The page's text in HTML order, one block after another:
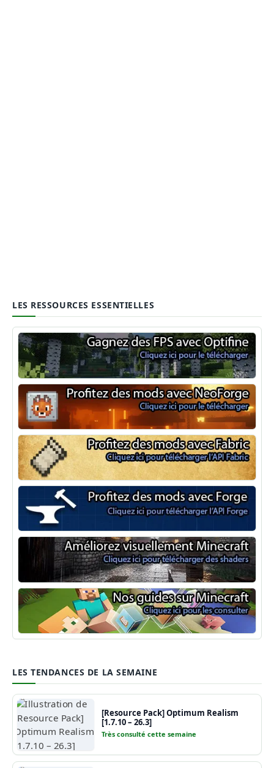
LES RESSOURCES ESSENTIELLES
Optifine
NeoForge
Minecraft Fabric
Minecraft Forge
Shaders Minecraft
Guide Minecraft
LES TENDANCES DE LA SEMAINE
[Resource Pack] Optimum Realism
[1.7.10 – 26.3]
Très consulté cette semaine